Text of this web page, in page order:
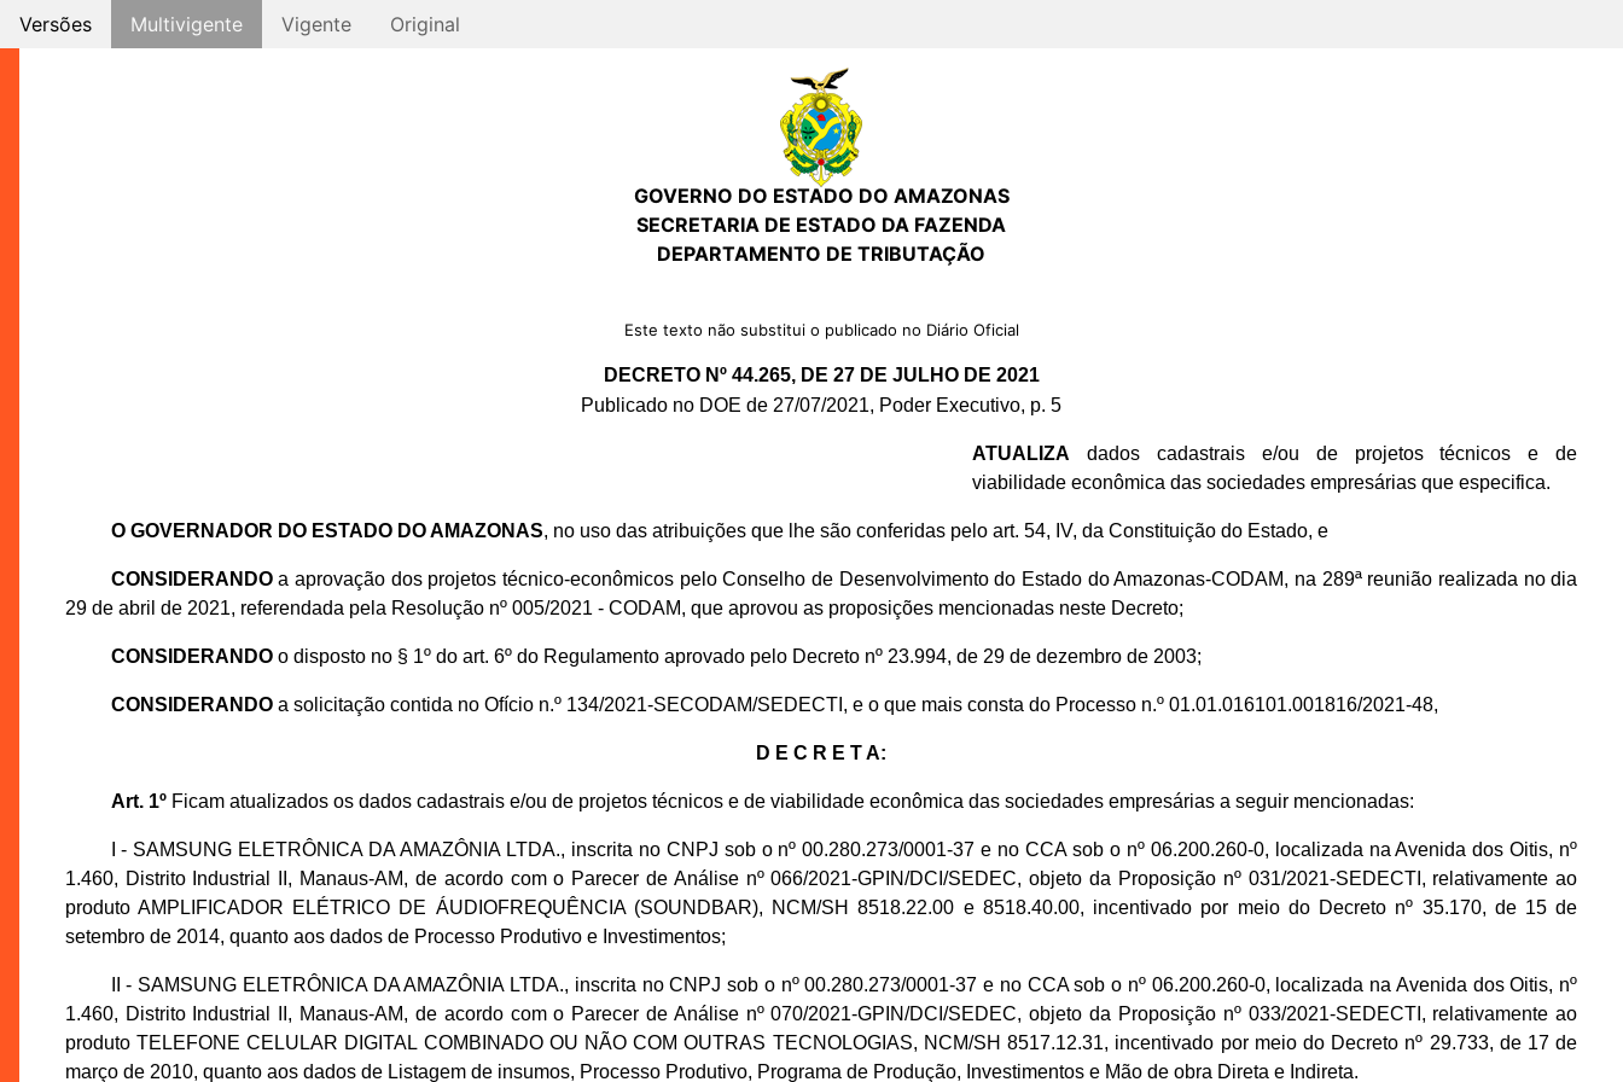
Versões Multivigente Vigente Original
GOVERNO DO ESTADO DO AMAZONAS
SECRETARIA DE ESTADO DA FAZENDA
DEPARTAMENTO DE TRIBUTAÇÃO
Este texto não substitui o publicado no Diário Oficial
DECRETO Nº 44.265, DE 27 DE JULHO DE 2021
Publicado no DOE de 27/07/2021, Poder Executivo, p. 5
ATUALIZA dados cadastrais e/ou de projetos técnicos e de
viabilidade econômica das sociedades empresárias que especifica.
O GOVERNADOR DO ESTADO DO AMAZONAS, no uso das atribuições que lhe são conferidas pelo art. 54, IV, da Constituição do Estado, e
CONSIDERANDOa aprovação dos projetos técnico-econômicos pelo Conselho de Desenvolvimento do Estado do Amazonas-CODAM, na 289ª reunião realizada no dia
29 de abril de 2021, referendada pela Resolução nº 005/2021 - CODAM, que aprovou as proposições mencionadas neste Decreto;
CONSIDERANDOo disposto no § 1º do art. 6º do Regulamento aprovado pelo Decreto nº 23.994, de 29 de dezembro de 2003;
CONSIDERANDOa solicitação contida no Ofício n.º 134/2021-SECODAM/SEDECTI, e o que mais consta do Processo n.º 01.01.016101.001816/2021-48,
D E C R E T A:
Art. 1ºFicam atualizados os dados cadastrais e/ou de projetos técnicos e de viabilidade econômica das sociedades empresárias a seguir mencionadas:
I - SAMSUNG ELETRÔNICA DA AMAZÔNIA LTDA., inscrita no CNPJ sob o nº 00.280.273/0001-37 e no CCA sob o nº 06.200.260-0, localizada na Avenida dos Oitis, nº
1.460, Distrito Industrial II, Manaus-AM, de acordo com o Parecer de Análise nº 066/2021-GPIN/DCI/SEDEC, objeto da Proposição nº 031/2021-SEDECTI, relativamente ao
produto AMPLIFICADOR ELÉTRICO DE ÁUDIOFREQUÊNCIA (SOUNDBAR), NCM/SH 8518.22.00 e 8518.40.00, incentivado por meio do Decreto nº 35.170, de 15 de
setembro de 2014, quanto aos dados de Processo Produtivo e Investimentos;
II - SAMSUNG ELETRÔNICA DA AMAZÔNIA LTDA., inscrita no CNPJ sob o nº 00.280.273/0001-37 e no CCA sob o nº 06.200.260-0, localizada na Avenida dos Oitis, nº
1.460, Distrito Industrial II, Manaus-AM, de acordo com o Parecer de Análise nº 070/2021-GPIN/DCI/SEDEC, objeto da Proposição nº 033/2021-SEDECTI, relativamente ao
produto TELEFONE CELULAR DIGITAL COMBINADO OU NÃO COM OUTRAS TECNOLOGIAS, NCM/SH 8517.12.31, incentivado por meio do Decreto nº 29.733, de 17 de
março de 2010, quanto aos dados de Listagem de insumos, Processo Produtivo, Programa de Produção, Investimentos e Mão de obra Direta e Indireta.